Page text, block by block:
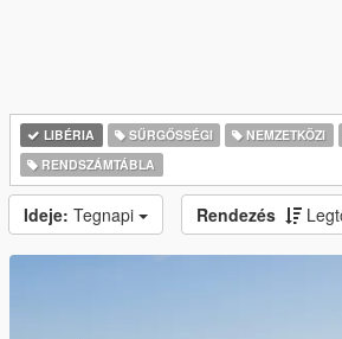
LIBÉRIA SŰRGŐSSÉGI NEMZETKÖZI
RENDSZÁMTÁBLA
Ideje: Tegnapi Rendezés